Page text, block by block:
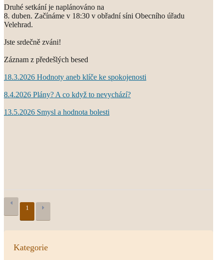
Druhé setkání je naplánováno na
8. duben. Začínáme v 18:30 v obřadní síni Obecního úřadu
Velehrad.
Jste srdečně zváni!
Záznam z předešlých besed
18.3.2026 Hodnoty aneb klíče ke spokojenosti
8.4.2026 Plány? A co když to nevychází?
13.5.2026 Smysl a hodnota bolesti
1
Kategorie